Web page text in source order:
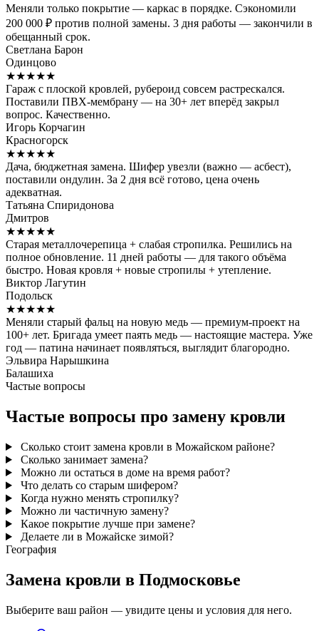
Меняли только покрытие — каркас в порядке. Сэкономили
200 000 ₽ против полной замены. 3 дня работы — закончили в
обещанный срок.
Светлана Барон
Одинцово
★★★★★
Гараж с плоской кровлей, рубероид совсем растрескался.
Поставили ПВХ-мембрану — на 30+ лет вперёд закрыл
вопрос. Качественно.
Игорь Корчагин
Красногорск
★★★★★
Дача, бюджетная замена. Шифер увезли (важно — асбест),
поставили ондулин. За 2 дня всё готово, цена очень
адекватная.
Татьяна Спиридонова
Дмитров
★★★★★
Старая металлочерепица + слабая стропилка. Решились на
полное обновление. 11 дней работы — для такого объёма
быстро. Новая кровля + новые стропилы + утепление.
Виктор Лагутин
Подольск
★★★★★
Меняли старый фальц на новую медь — премиум-проект на
100+ лет. Бригада умеет паять медь — настоящие мастера. Уже
год — патина начинает появляться, выглядит благородно.
Эльвира Нарышкина
Балашиха
Частые вопросы
Частые вопросы про замену кровли
Сколько стоит замена кровли в Можайском районе?
Сколько занимает замена?
Можно ли остаться в доме на время работ?
Что делать со старым шифером?
Когда нужно менять стропилку?
Можно ли частичную замену?
Какое покрытие лучше при замене?
Делаете ли в Можайске зимой?
География
Замена кровли в Подмосковье
Выберите ваш район — увидите цены и условия для него.